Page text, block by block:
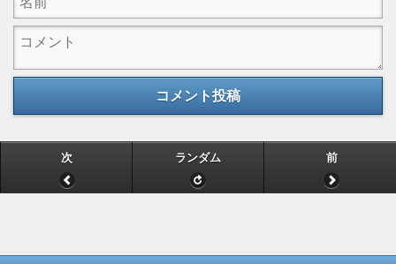
コメント投稿
次 ランダム 前